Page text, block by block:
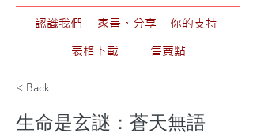
認識我們 家書。分享
你的支持
表格下載
售賣點
< Back
生命是玄謎：蒼天無語